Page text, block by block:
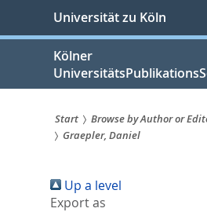
springen
Universität zu Köln
Kölner
Sie
sind
hier:
Start Browse by Author or
Graepler, Daniel
Up a level
Export as